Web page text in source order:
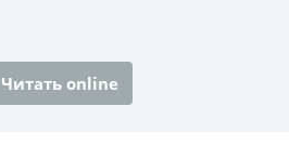
Читать online